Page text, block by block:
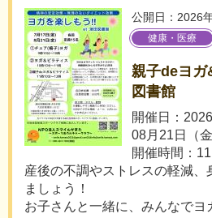
公開日：2026
健康・医療
親子deヨガ
図書館
開催日：
08月21日（金
開催時間：
産後の不調やストレスの軽減、
ましょう！
お子さんと一緒に、みんなでヨ